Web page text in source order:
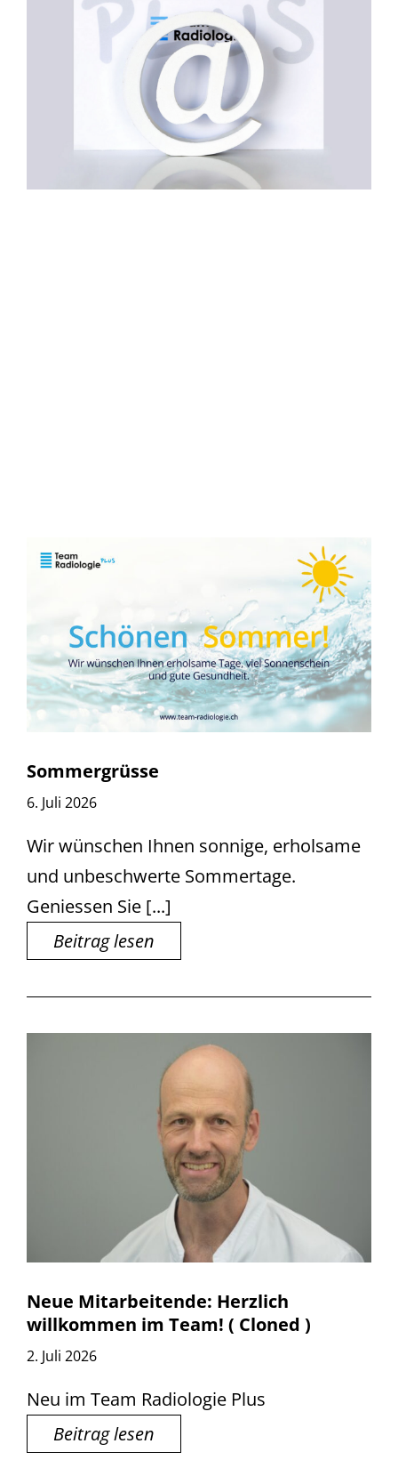
Sommergrüsse
6. Juli 2026
Wir wünschen Ihnen sonnige, erholsame
und unbeschwerte Sommertage.
Geniessen Sie [...]
Beitrag lesen
Neue Mitarbeitende: Herzlich
willkommen im Team! ( Cloned )
2. Juli 2026
Neu im Team Radiologie Plus
Beitrag lesen